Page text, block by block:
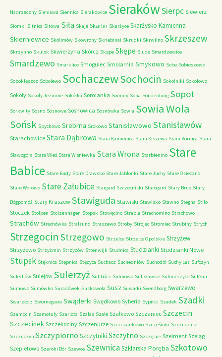
Nadrzeczny Sieniawa Siennica Sierakowice SierakówSierpc Siewierz
Siomki Sitnica Sitowa Siła Skaje Skarlin Skarżyce Skarżysko Kamienna
Skierniewice Skolimów Skowrony Skriebinai Skrudki Skrwilno Skrzeszew
Skrzynno Skulsk Skwierzyna Skórcz Skąpe Skępe Slude Smardzewice
Smardzewo Smarklice Smogulec Smolarnia Smykowo Sobe Sobieszewo
Soboklęszcz Sobolewo SochaczewSochocin Sokolniki Sokołowo
Sokoły Sokoły Jeziorne Sokółka Somianka Sominy Sona Sondenborg Sopot
Sorkwity Sosno Sosnowe Sosnowica Sosnówka Sowia Sowia Wola
Sońsk Spychowo Srebrna Srokowo Stanisławowo Stanisławów
Starachowice Stara Dąbrowa Stara Kamienica Stara Kiszewa Stara Kornica Stara
Sławogóra Stara Wieś Stara Wiśniewka Stara Wrona Starbienino Stare
Babice Stare Budy Stare Drawsko Stare Jabłonki Stare Juchy Stare Osieczno
Stare Worowo Stare Załubice Stargard Szczeciński Starogard Stary Brus Stary
Bógpomóż Stary Kraszew Stawiguda Stawiski Stawisko Stawno Stegna Stilo
Stoczek Stolpen Stolzenhagen Stopsk Stowęcino Strabla Strachomino Strachowo
Strachów Strachówka Stralsund Straszewo Stroby Strojec Stromiec Strubiny Strych
Strzegocin Strzegowo Strzelce Strzelce Opolskie Strzyżew
Strzyżewo Strzyżmin Strzyżów Sttenwijk Studnica Studzianki Studzianki Nowe
Stupsk Stęknica Stępnica Stężyca Suchacz Suchedniów Suchodół Suchy Las Sufczyn
Sulechów Sulejów Sulerzyż Sulibórz Sulinowo Sulisławice Sulmierzyce Sulęcin
Sumowo Sumówko Suradówek Suskowola Susz Suwałki Svendborg Swarzewo
Swarzędz Swornegacie Swąderki Swędkowo Syberia Sypitki Szadek Szadki
Szamocin Szamotuły Szarlota Szałas Szałe Szałkowo Szczaniec Szczecin
Szczecinek Szczekociny Szczenurze Szczepankowo Szcześniki Szczuczarz
Szczuczyn Szczypiorno Szczytniki Szczytno Szczęsne Szelment Szeląg
Szepietowo Szeroki Bór Szewce SzewnicaSzklarska Poręba Szkotowo